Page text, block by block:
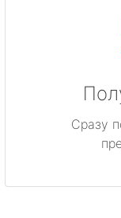
Сразу